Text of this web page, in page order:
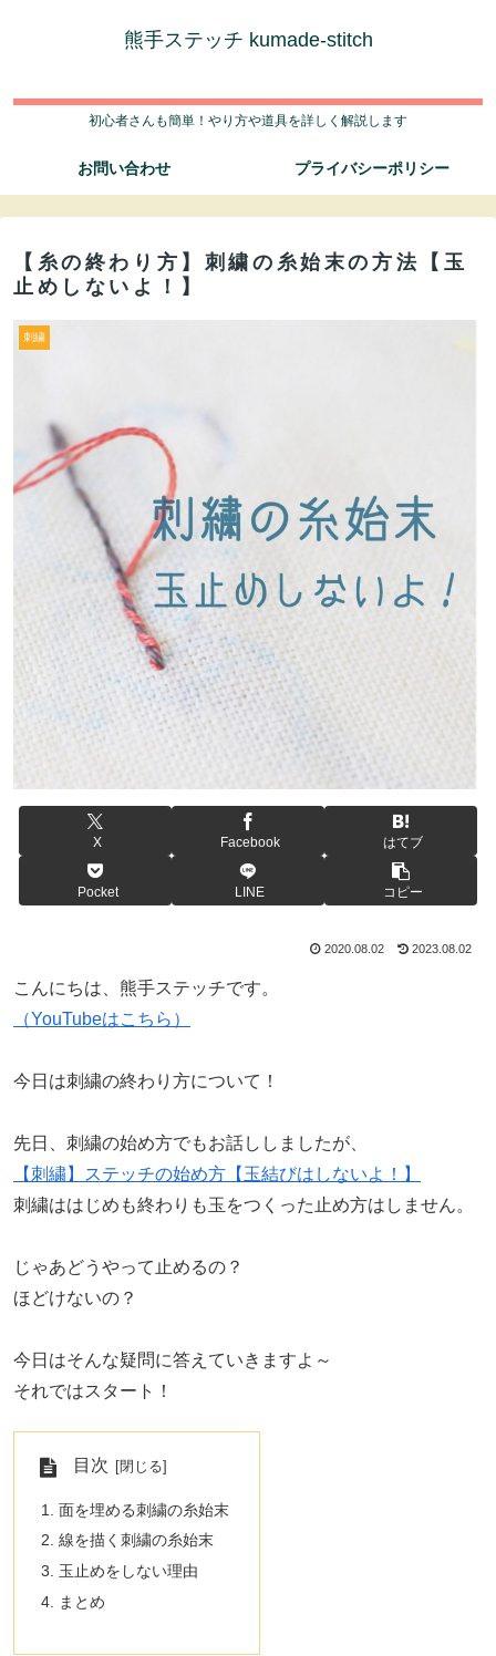
熊手ステッチ kumade-stitch
初心者さんも簡単！やり方や道具を詳しく解説します
お問い合わせ プライバシーポリシー
【糸の終わり方】刺繍の糸始末の方法【玉
止めしないよ！】
刺繍
X Facebook はてブ
Pocket LINE コピー
2020.08.02 2023.08.02
こんにちは、熊手ステッチです。
（YouTubeはこちら）
今日は刺繍の終わり方について！
先日、刺繍の始め方でもお話ししましたが、
【刺繍】ステッチの始め方【玉結びはしないよ！】
刺繍ははじめも終わりも玉をつくった止め方はしません。
じゃあどうやって止めるの？
ほどけないの？
今日はそんな疑問に答えていきますよ～
それではスタート！
目次
面を埋める刺繍の糸始末
線を描く刺繍の糸始末
玉止めをしない理由
まとめ